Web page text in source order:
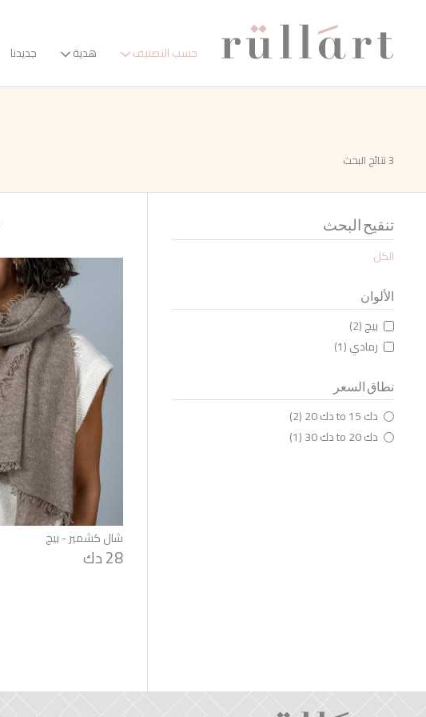
حسب التصنيف هدية جديدنا
3 نتائج البحث
تنقيح البحث
الكل
الألوان
بيج (2)
رمادي (1)
نطاق السعر
دك 15 to دك 20 (2)
دك 20 to دك 30 (1)
شال كشمير - بيج
28 دك